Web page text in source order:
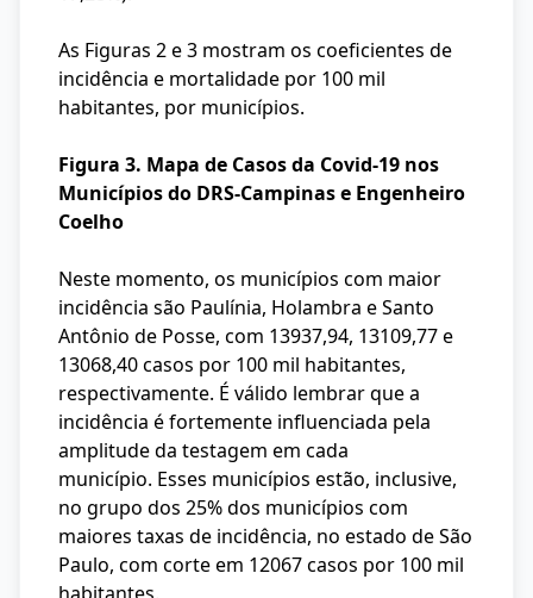
As Figuras 2 e 3 mostram os coeficientes de
incidência e mortalidade por 100 mil
habitantes, por municípios.
Figura 3. Mapa de Casos da Covid-19 nos
Municípios do DRS-Campinas e Engenheiro
Coelho
Neste momento, os municípios com maior
incidência são Paulínia, Holambra e Santo
Antônio de Posse, com 13937,94, 13109,77 e
13068,40 casos por 100 mil habitantes,
respectivamente. É válido lembrar que a
incidência é fortemente influenciada pela
amplitude da testagem em cada
município. Esses municípios estão, inclusive,
no grupo dos 25% dos municípios com
maiores taxas de incidência, no estado de São
Paulo, com corte em 12067 casos por 100 mil